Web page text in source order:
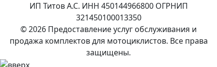
ИП Титов А.С. ИНН 450144966800 ОГРНИП
321450100013350
© 2026 Предоставление услуг обслуживания и
продажа комплектов для мотоциклистов. Все права
защищены.